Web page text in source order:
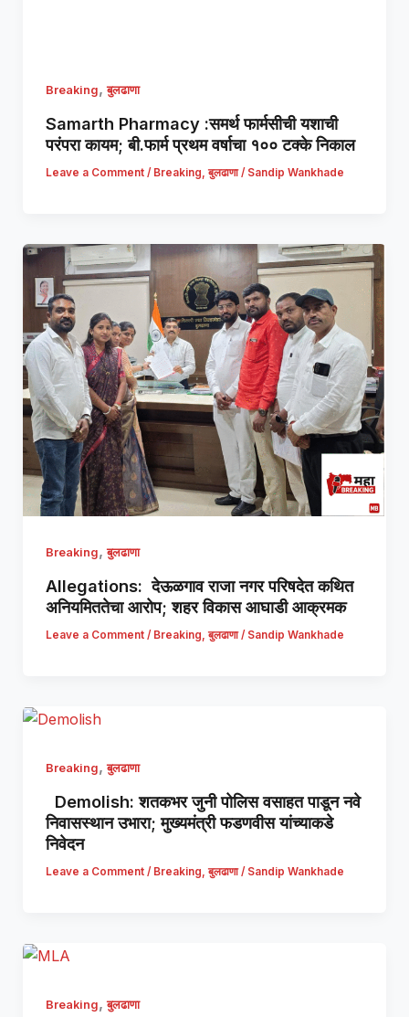
Breaking,बुलढाणा
Samarth Pharmacy :समर्थ फार्मसीची यशाची
परंपरा कायम; बी.फार्म प्रथम वर्षाचा १०० टक्के निकाल
Leave a Comment / Breaking बुलढाणा/ Sandip Wankhade
Breaking,बुलढाणा
Allegations: देऊळगाव राजा नगर परिषदेत कथित
अनियमिततेचा आरोप; शहर विकास आघाडी आक्रमक
Leave a Comment / Breaking, बुलढाणा/ Sandip Wankhade
Breaking,बुलढाणा
Demolish: शतकभर जुनी पोलिस वसाहत पाडून नवे
निवासस्थान उभारा; मुख्यमंत्री फडणवीस यांच्याकडे
निवेदन
Leave a Comment / Breaking बुलढाणा/ Sandip Wankhade
Breaking,बुलढाणा